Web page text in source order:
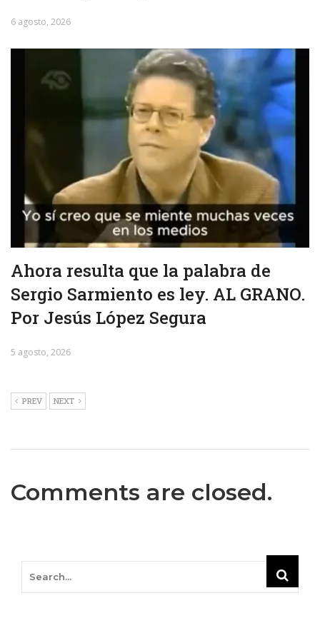
6 agosto, 2026
Ahora resulta que la palabra de
Sergio Sarmiento es ley. AL GRANO.
Por Jesús López Segura
5 agosto, 2026
PREV NEXT
Comments are closed.